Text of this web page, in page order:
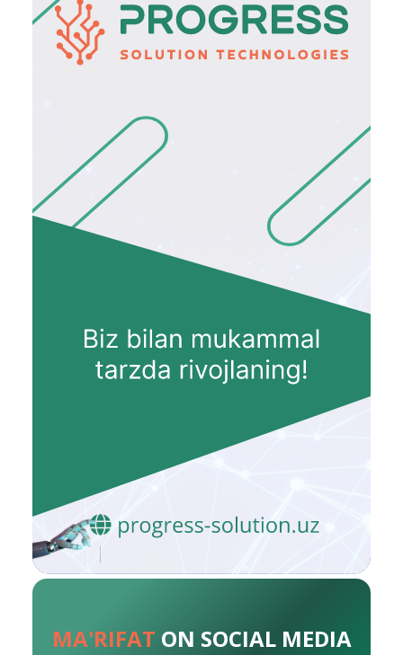
MA'RIFAT ON SOCIAL MEDIA